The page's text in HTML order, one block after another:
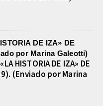
HISTORIA DE IZA» DE
(Enviado por Marina